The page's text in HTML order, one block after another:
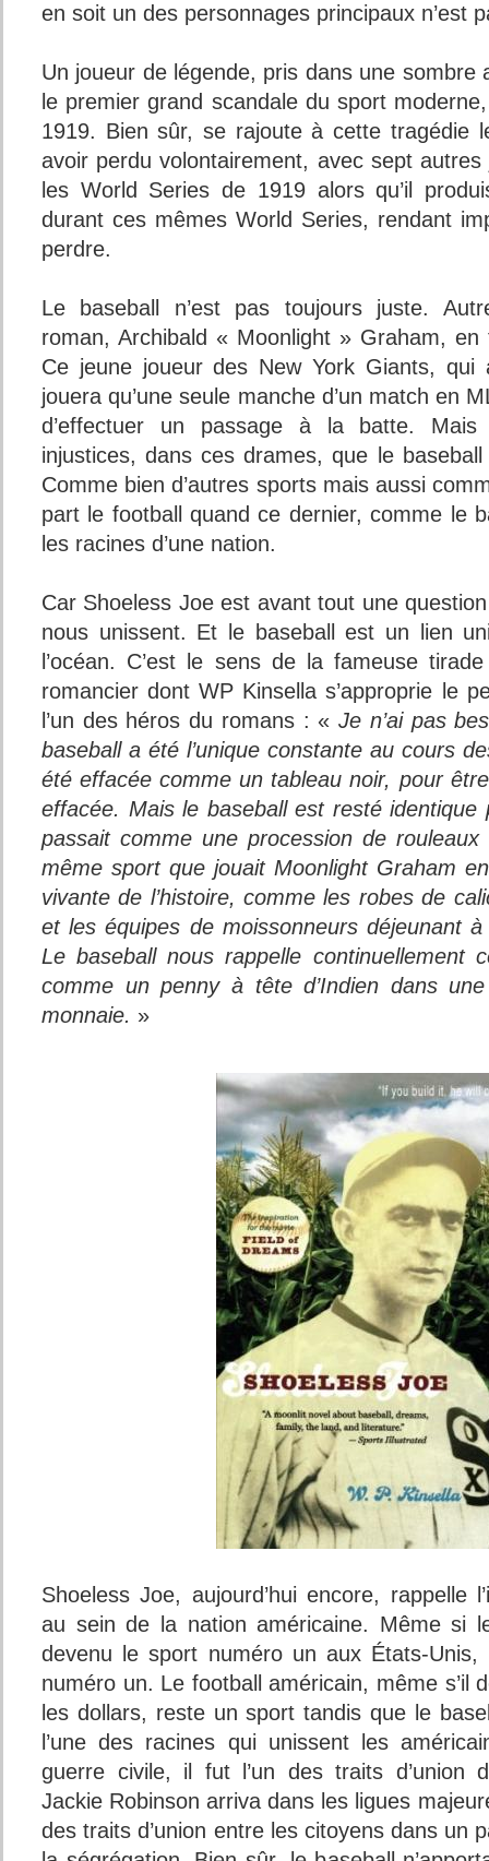
en soit un des personnages principaux n’est
Un joueur de légende, pris dans une sombre
le premier grand scandale du sport
1919. Bien sûr, se rajoute à cette tragédie
avoir perdu volontairement, avec sept
les World Series de 1919 alors qu’il
durant ces mêmes World Series, rendant
perdre.
Le baseball n’est pas toujours juste.
roman, Archibald « Moonlight » Graham, en
Ce jeune joueur des New York Giants, qui
jouera qu’une seule manche d’un match en
d’effectuer un passage à la batte. Mais
injustices, dans ces drames, que le
Comme bien d’autres sports mais aussi
part le football quand ce dernier, comme le
les racines d’une nation.
Car Shoeless Joe est avant tout une
nous unissent. Et le baseball est un lien
l’océan. C’est le sens de la fameuse
romancier dont WP Kinsella s’approprie le
l’un des héros du romans : «Je n’ai pas
baseball a été l’unique constante au cours
été effacée comme un tableau noir, pour
effacée. Mais le baseball est resté identique
passait comme une procession de rouleaux
même sport que jouait Moonlight Graham
vivante de l’histoire, comme les robes de
et les équipes de moissonneurs déjeunant
Le baseball nous rappelle continuellement
comme un penny à tête d’Indien dans
monnaie. »
Shoeless Joe, aujourd’hui encore, rappelle
au sein de la nation américaine. Même si
devenu le sport numéro un aux États-
numéro un. Le football américain, même s’il
les dollars, reste un sport tandis que le
l’une des racines qui unissent les
guerre civile, il fut l’un des traits d’union
Jackie Robinson arriva dans les ligues
des traits d’union entre les citoyens dans un